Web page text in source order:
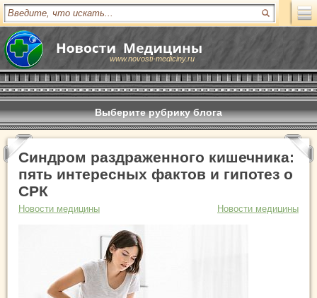
www.novosti-mediciny.ru
Выберите рубрику блога
Синдром раздраженного кишечника:
пять интересных фактов и гипотез о
СРК
Новости медицины Новости медицины